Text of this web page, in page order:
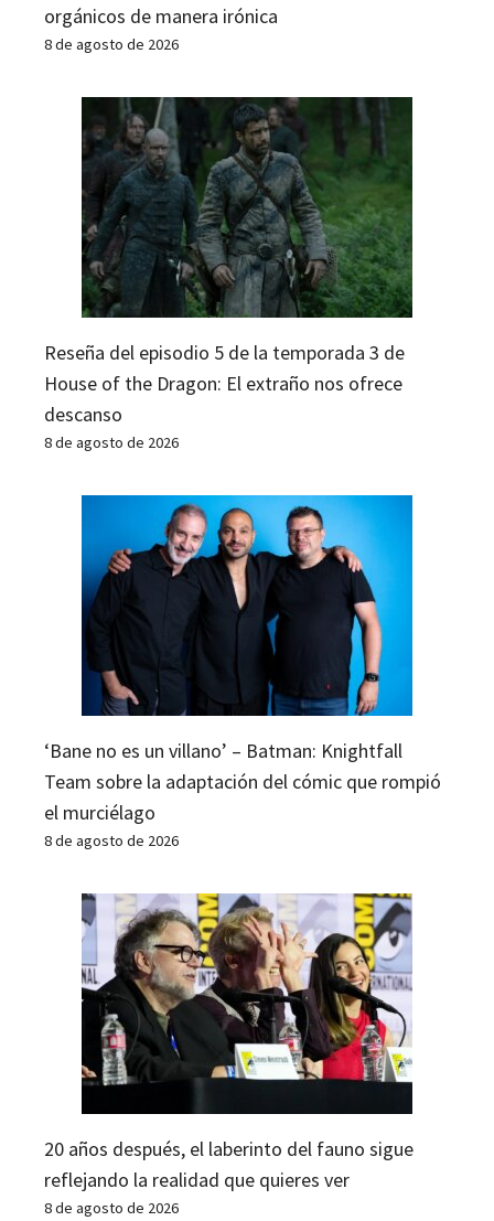
orgánicos de manera irónica
8 de agosto de 2026
Reseña del episodio 5 de la temporada 3 de
House of the Dragon: El extraño nos ofrece
descanso
8 de agosto de 2026
‘Bane no es un villano’ – Batman: Knightfall
Team sobre la adaptación del cómic que rompió
el murciélago
8 de agosto de 2026
20 años después, el laberinto del fauno sigue
reflejando la realidad que quieres ver
8 de agosto de 2026